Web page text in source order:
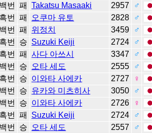
백번 패 Takatsu Masaaki 2957
♂
흑번 패 오쿠마 유토 2828
♂
백번 패 위정치 3459
♂
흑번 승 Suzuki Keiji 2724
♂
흑번 패 사다 아쓰시 3347
♂
백번 승 오타 세도 2555
♂
흑번 승 이와타 사에카 2727
♀
백번 승 유카와 미츠히사 3050
♂
백번 승 이와타 사에카 2726
♀
흑번 패 Suzuki Keiji 2724
♂
백번 승 오타 세도 2557
♂